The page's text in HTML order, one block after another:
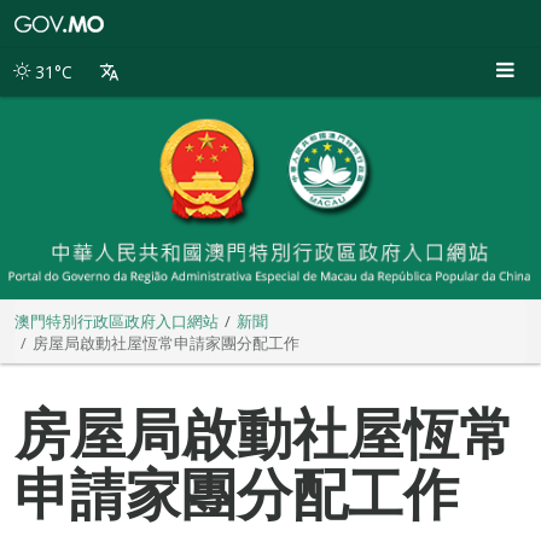
別
31°C
澳門特別行政區政府入口網站
新聞
房屋局啟動社屋恆常申請家團分配工作
房屋局啟動社屋恆常
申請家團分配工作